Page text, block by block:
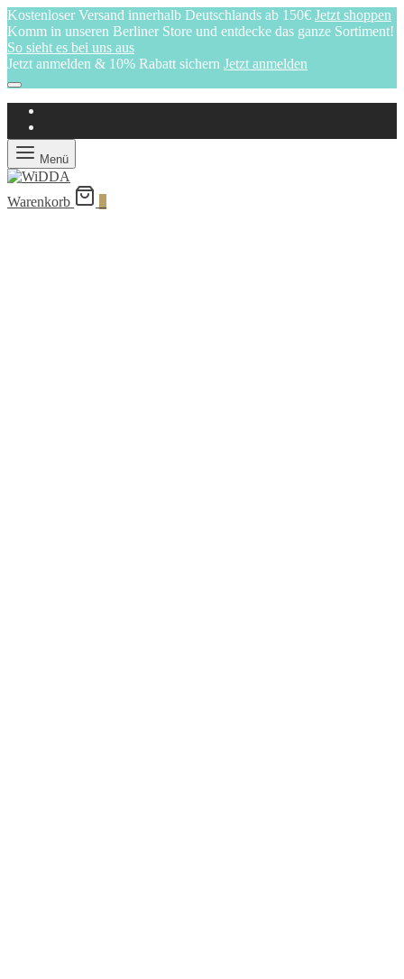
Kostenloser Versand innerhalb Deutschlands ab 150€ Jetzt shoppen
Komm in unseren Berliner Store und entdecke das ganze Sortiment!
So sieht es bei uns aus
Jetzt anmelden & 10% Rabatt sichern Jetzt anmelden
Menü
Warenkorb